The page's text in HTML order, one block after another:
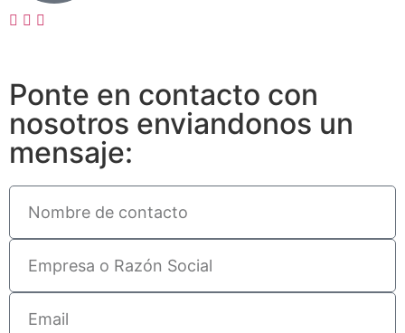
Ponte en contacto con
nosotros enviandonos un
mensaje: